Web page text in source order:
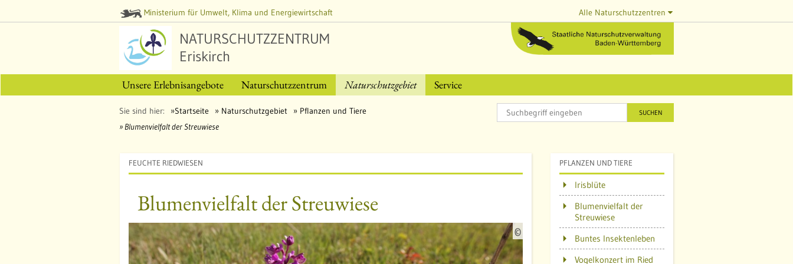
Ministerium für Umwelt, Klima und Energiewirtschaft Alle Naturschutzzentren
NATURSCHUTZZENTRUM
Eriskirch
Unsere Erlebnisangebote Naturschutzzentrum Naturschutzgebiet Service
Sie sind hier: Startseite Naturschutzgebiet
Pflanzen und Tiere
Blumenvielfalt der Streuwiese
SUCHEN
FEUCHTE RIEDWIESEN
Blumenvielfalt der Streuwiese
©
u
e
PFLANZEN UND TIERE
Irisblüte
Blumenvielfalt der
Streuwiese
Buntes Insektenleben
Vogelkonzert im Ried